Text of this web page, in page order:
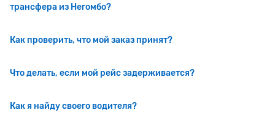
трансфера из Негомбо?
Как проверить, что мой заказ принят?
Что делать, если мой рейс задерживается?
Как я найду своего водителя?